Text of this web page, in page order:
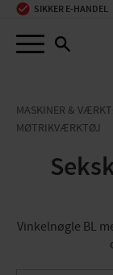
Menu
SIKKER E-HANDEL
MASKINER &
MØTRIKVÆRKTØJ
Vinkelnøgle BL